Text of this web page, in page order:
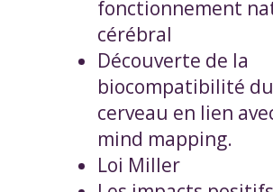
fonctionnement
cérébral
Découverte de la
biocompatibilité du
cerveau en lien
mind mapping.
Loi Miller